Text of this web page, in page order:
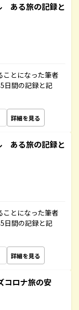
ある旅の記録と
ことになった筆者
日間の記録と記
詳細を見る
ある旅の記録と
ことになった筆者
日間の記録と記
詳細を見る
コロナ旅の安